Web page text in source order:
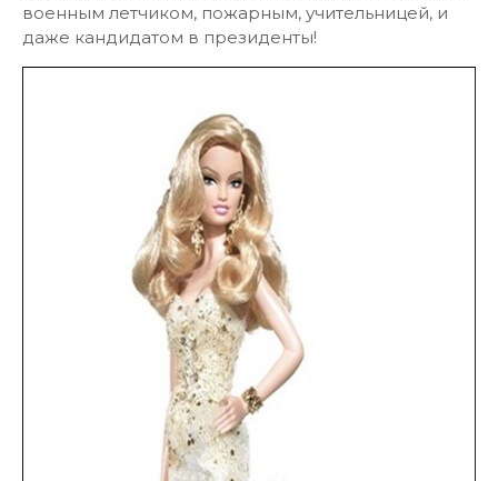
военным летчиком, пожарным, учительницей, и
даже кандидатом в президенты!